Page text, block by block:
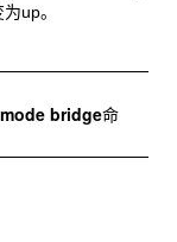
up。
bridge命